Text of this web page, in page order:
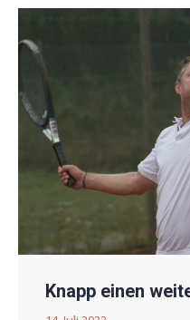
Knapp einen